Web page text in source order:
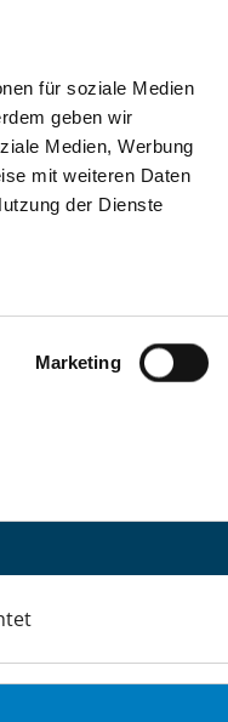
für soziale Medien
geben wir
Medien, Werbung
mit weiteren Daten
der Dienste
Marketing
DKV STELLENBÖRSE